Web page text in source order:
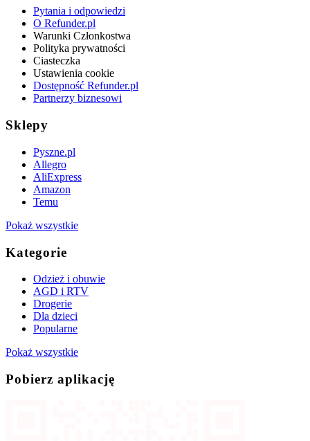
Pytania i odpowiedzi
O Refunder.pl
Warunki Członkostwa
Polityka prywatności
Ciasteczka
Ustawienia cookie
Dostępność Refunder.pl
Partnerzy biznesowi
Sklepy
Pyszne.pl
Allegro
AliExpress
Amazon
Temu
Pokaż wszystkie
Kategorie
Odzież i obuwie
AGD i RTV
Drogerie
Dla dzieci
Popularne
Pokaż wszystkie
Pobierz aplikację